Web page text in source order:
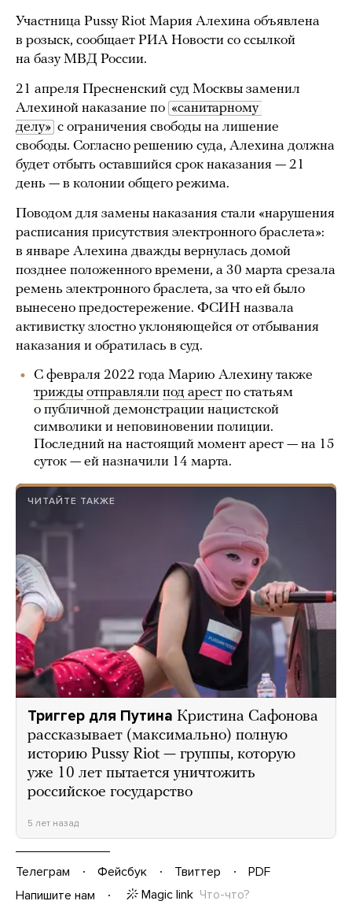
Участница Pussy Riot Мария Алехина объявлена
в розыск, сообщает РИА Новости со ссылкой
на базу МВД России.
21 апреля Пресненский суд Москвы заменил
Алехиной наказание по «санитарному
делу» с ограничения свободы на лишение
свободы. Согласно решению суда, Алехина должна
будет отбыть оставшийся срок наказания — 21
день — в колонии общего режима.
Поводом для замены наказания стали «нарушения
расписания присутствия электронного браслета»:
в январе Алехина дважды вернулась домой
позднее положенного времени, а 30 марта срезала
ремень электронного браслета, за что ей было
вынесено предостережение. ФСИН назвала
активистку злостно уклоняющейся от отбывания
наказания и обратилась в суд.
С февраля 2022 года Марию Алехину также
трижды отправляли под арест по статьям
о публичной демонстрации нацистской
символики и неповиновении полиции.
Последний на настоящий момент арест — на 15
суток — ей назначили 14 марта.
ЧИТАЙТЕ ТАКЖЕ
Триггер для Путина Кристина Сафонова
рассказывает (максимально) полную
историю Pussy Riot — группы, которую
уже 10 лет пытается уничтожить
российское государство
5 лет назад
Телеграм Фейсбук Твиттер
PDF
Напишите нам
Magic link Что-что?